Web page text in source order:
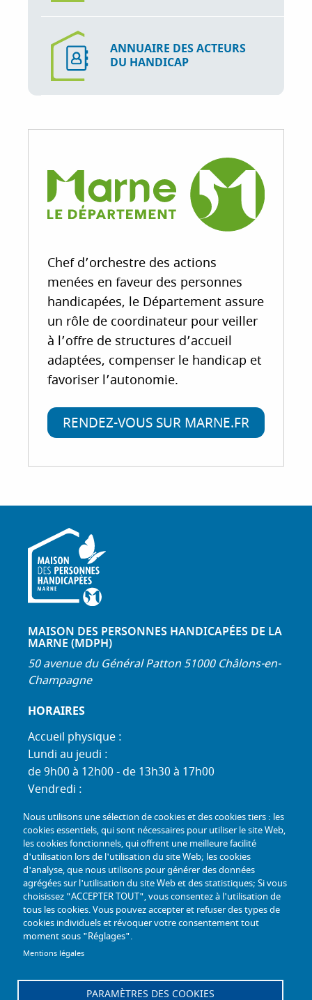
ANNUAIRE DES ACTEURS
DU HANDICAP
Chef d’orchestre des actions
menées en faveur des personnes
handicapées, le Département assure
un rôle de coordinateur pour veiller
à l’offre de structures d’accueil
adaptées, compenser le handicap et
favoriser l’autonomie.
RENDEZ-VOUS SUR MARNE.FR
MAISON DES PERSONNES HANDICAPÉES DE LA
MARNE (MDPH)
50 avenue du Général Patton 51000 Châlons-en-
Champagne
HORAIRES
Accueil physique :
Lundi au jeudi :
de 9h00 à 12h00 - de 13h30 à 17h00
Vendredi :
Standard téléphonique :
Lundi au jeudi :
de 9h00 à 12h30 - de 13h30 à 17h00
Vendredi :
de 9h00 à 12h30 - de 13h30 à 16h30
TÉL :+33 (0) 3 26 26 06 06
COURRIEL : accueil@mdph51.fr
Nous utilisons une sélection de cookies et des cookies tiers : les
cookies essentiels, qui sont nécessaires pour utiliser le site Web,
les cookies fonctionnels, qui offrent une meilleure facilité
d'utilisation lors de l'utilisation du site Web; les cookies
d'analyse, que nous utilisons pour générer des données
agrégées sur l'utilisation du site Web et des statistiques; Si vous
choisissez "ACCEPTER TOUT", vous consentez à l'utilisation de
tous les cookies. Vous pouvez accepter et refuser des types de
cookies individuels et révoquer votre consentement tout
moment sous "Réglages".
Mentions légales
PARAMÈTRES DES COOKIES